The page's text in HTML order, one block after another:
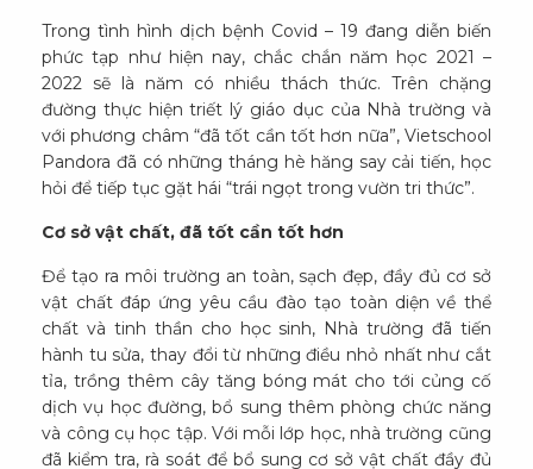
Trong tình hình dịch bệnh Covid – 19 đang diễn biến
phức tạp như hiện nay, chắc chắn năm học 2021 –
2022 sẽ là năm có nhiều thách thức. Trên chặng
đường thực hiện triết lý giáo dục của Nhà trường và
với phương châm “đã tốt cần tốt hơn nữa”, Vietschool
Pandora đã có những tháng hè hăng say cải tiến, học
hỏi để tiếp tục gặt hái “trái ngọt trong vườn tri thức”.
Cơ sở vật chất, đã tốt cần tốt hơn
Để tạo ra môi trường an toàn, sạch đẹp, đầy đủ cơ sở
vật chất đáp ứng yêu cầu đào tạo toàn diện về thể
chất và tinh thần cho học sinh, Nhà trường đã tiến
hành tu sửa, thay đổi từ những điều nhỏ nhất như cắt
tỉa, trồng thêm cây tăng bóng mát cho tới củng cố
dịch vụ học đường, bổ sung thêm phòng chức năng
và công cụ học tập. Với mỗi lớp học, nhà trường cũng
đã kiểm tra, rà soát để bổ sung cơ sở vật chất đầy đủ